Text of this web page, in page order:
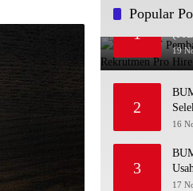
Popular
1
19
2
16
3
17